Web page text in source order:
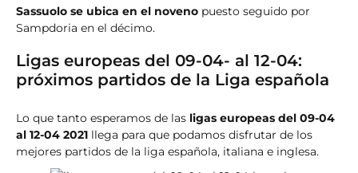
Sassuolo se ubica en el noveno puesto seguido por
Sampdoria en el décimo.
Ligas europeas del 09-04- al 12-04:
próximos partidos de la Liga española
Lo que tanto esperamos de las ligas europeas del 09-04
al 12-04 2021 llega para que podamos disfrutar de los
mejores partidos de la liga española, italiana e inglesa.